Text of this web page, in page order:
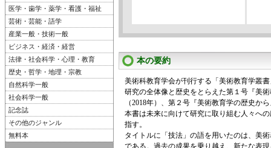
医学・歯学・薬学・看護・福祉
芸術・芸能・語学
産業一般・技術一般
ビジネス・経済・経営
法律・社会科学・心理・教育
歴史・哲学・地理・宗教
自然科学一般
社会科学一般
記念誌
その他のジャンル
無料本
本の要約
美術科教育学会が刊行する「美術教育学叢
研究の全体像と歴史をとらえた第１号『美
（2018年）、第２号『美術教育学の歴史か
本書は未来に向けて研究に取り組む人々へ
指す。
タイトルに「技法」の語を用いたのは、美
である。過去の成果を乗り越え、新たな表